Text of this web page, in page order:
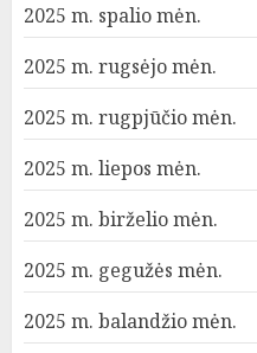
2025 m. spalio mėn.
2025 m. rugsėjo mėn.
2025 m. rugpjūčio mėn.
2025 m. liepos mėn.
2025 m. birželio mėn.
2025 m. gegužės mėn.
2025 m. balandžio mėn.